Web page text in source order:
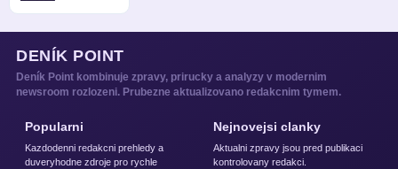
DENÍK POINT
Deník Point kombinuje zpravy, prirucky a analyzy v modernim
newsroom rozlozeni. Prubezne aktualizovano redakcnim tymem.
Popularni
Kazdodenni redakcni prehledy a
duveryhodne zdroje pro rychle
Nejnovejsi clanky
Aktualni zpravy jsou pred publikaci
kontrolovany redakci.